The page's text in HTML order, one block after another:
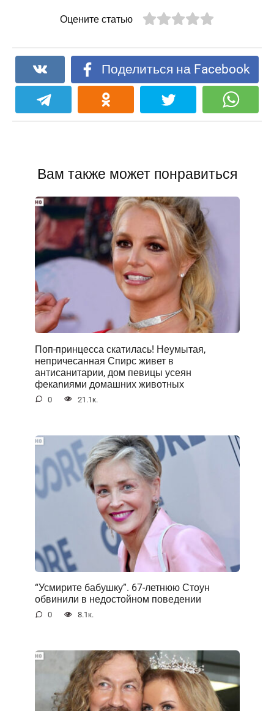
Оцените статью
Поделиться на Facebook
Вам также может понравиться
Поп-принцесса скатилась! Неумытая,
непричесанная Спирс живет в
антисанитарии, дом певицы усеян
фекаnиями домашних животных
0 21.1к.
“Усмирите бабушку”. 67-летнюю Стоун
обвинили в недостойном поведении
0 8.1к.